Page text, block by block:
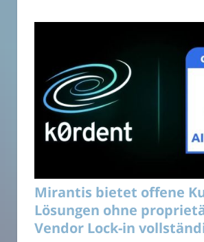
Mirantis bietet offene
Lösungen ohne
Vendor Lock-in